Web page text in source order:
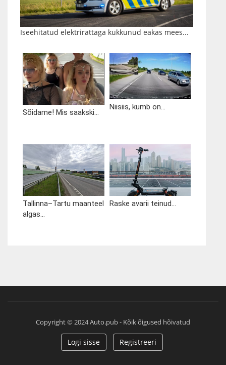
Iseehitatud elektrirattaga kukkunud eakas mees...
Sõidame! Mis saakski...
Niisiis, kumb on...
Tallinna–Tartu maanteel
algas...
Raske avarii teinud...
Copyright © 2024 Auto.pub - Kõik õigused hõivatud
Logi sisse Registreeri